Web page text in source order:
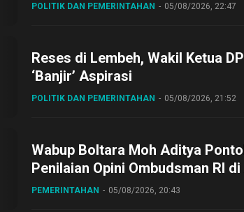
POLITIK DAN PEMERINTAHAN 05/08/2026, 22:47
Reses di Lembeh, Wakil Ketua
‘Banjir’ Aspirasi
POLITIK DAN PEMERINTAHAN 05/08/2026, 21:52
Wabup Boltara Moh Aditya
Penilaian Opini Ombudsman RI
Gubernur Sulut
PEMERINTAHAN 05/08/2026, 20:43